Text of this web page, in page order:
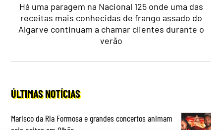
Há uma paragem na Nacional 125 onde uma das
receitas mais conhecidas de frango assado do
Algarve continuam a chamar clientes durante o
verão
ÚLTIMAS NOTÍCIAS
Marisco da Ria Formosa e grandes concertos animam